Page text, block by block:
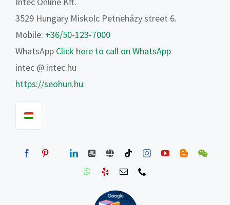
3529 Hungary Miskolc Petneházy street 6.
Mobile: +36/50-123-7000
WhatsApp Click here to call on WhatsApp
intec @ intec.hu
https://seohun.hu